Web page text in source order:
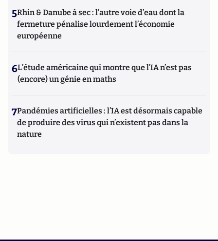
5Rhin & Danube à sec : l’autre voie d’eau dont la
fermeture pénalise lourdement l’économie
européenne
6L’étude américaine qui montre que l’IA n’est pas
(encore) un génie en maths
7Pandémies artificielles : l’IA est désormais capable
de produire des virus qui n’existent pas dans la
nature